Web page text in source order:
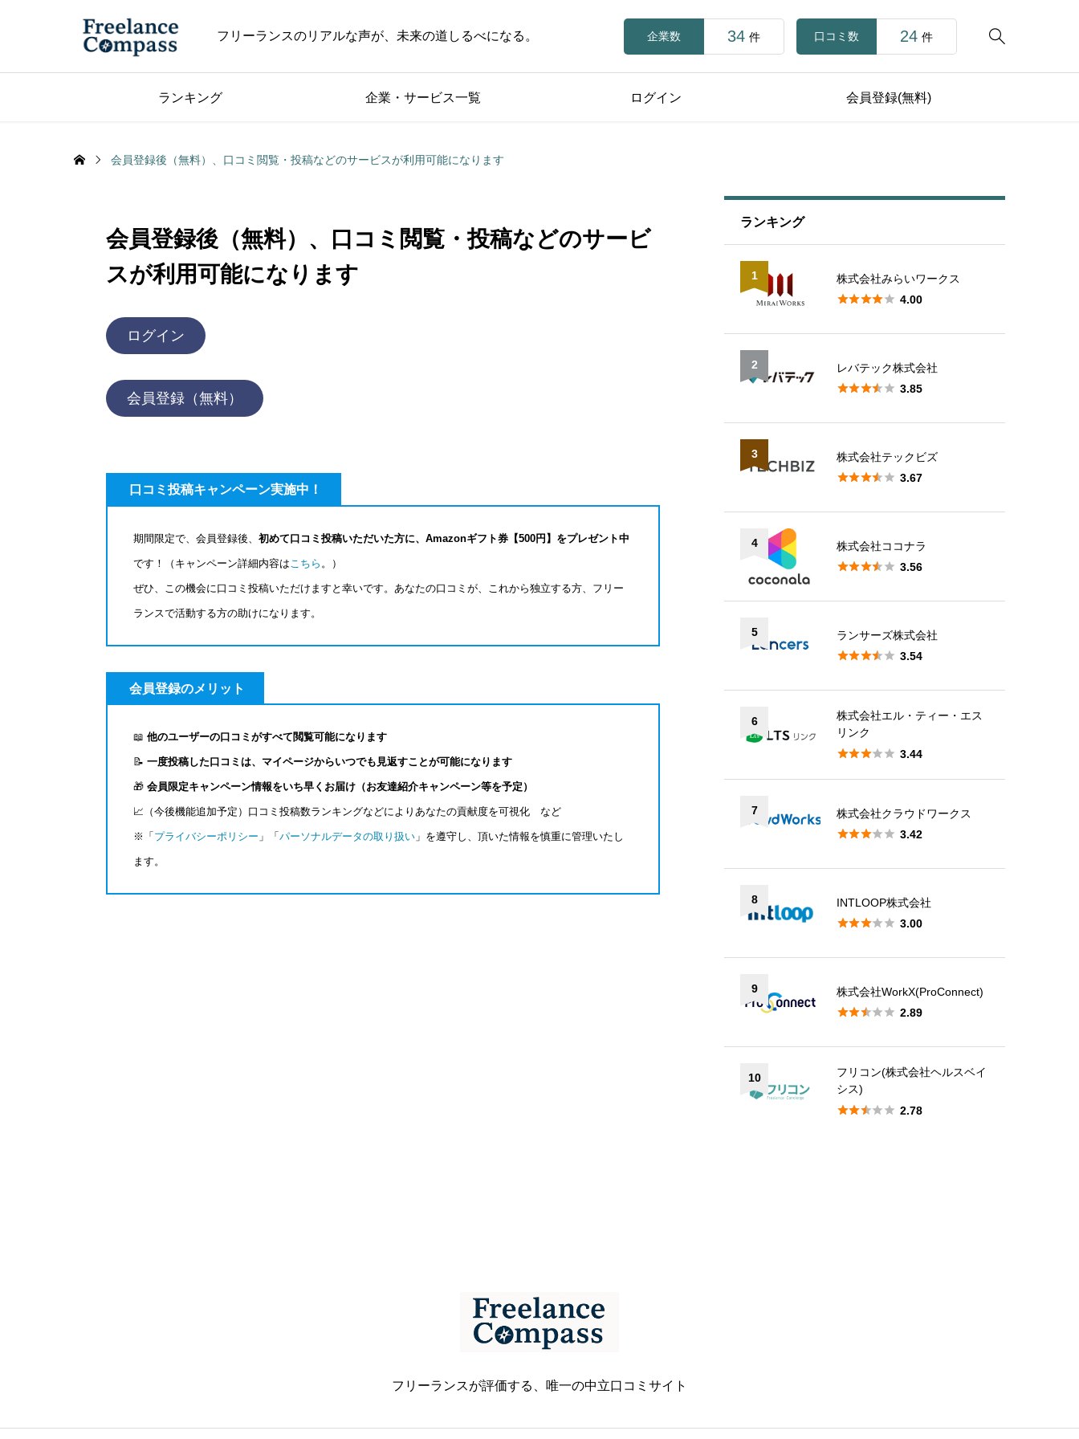
フリーランスのリアルな声が、未来の道しるべになる。 
企業数 34 件 口コミ数 24 件
ランキング 企業・サービス一覧 ログイン 会員登録(無料)
会員登録後（無料）、口コミ閲覧・投稿などのサービスが利用可能になります
会員登録後（無料）、口コミ閲覧・投稿などのサービ
スが利用可能になります
ログイン
会員登録（無料）
口コミ投稿キャンペーン実施中！
期間限定で、会員登録後、 初めて口コミ投稿いただいた方に、Amazonギフト券【500円】をプレゼント中
です！（キャンペーン詳細内容は こちら 。）
ぜひ、この機会に口コミ投稿いただけますと幸いです。あなたの口コミが、これから独立する方、フリー
ランスで活動する方の助けになります。
会員登録のメリット
📖 他のユーザーの口コミがすべて閲覧可能になります
📝 一度投稿した口コミは、マイページからいつでも見返すことが可能になります
🎁 会員限定キャンペーン情報をいち早くお届け（お友達紹介キャンペーン等を予定）
📈（今後機能追加予定）口コミ投稿数ランキングなどによりあなたの貢献度を可視化 など
※「 プライバシーポリシー 」「 パーソナルデータの取り扱い 」を遵守し、頂いた情報を慎重に管理いたし
ます。
ランキング
1
株式会社みらいワークス
 4.00
2
レバテック株式会社
 3.85
3
株式会社テックビズ
 3.67
4
株式会社ココナラ
 3.56
5
ランサーズ株式会社
 3.54
6
株式会社エル・ティー・エス
リンク
 3.44
7
株式会社クラウドワークス
 3.42
8
INTLOOP株式会社
 3.00
9
株式会社WorkX(ProConnect)
 2.89
10
フリコン(株式会社ヘルスベイ
シス)
 2.78
フリーランスが評価する、唯一の中立口コミサイト